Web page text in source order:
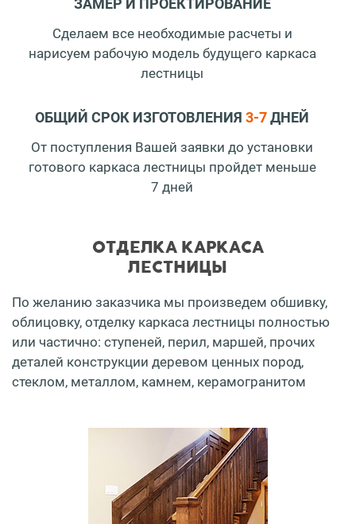
ЗАМЕР И ПРОЕКТИРОВАНИЕ
Сделаем все необходимые расчеты и
нарисуем рабочую модель будущего каркаса
лестницы
ОБЩИЙ СРОК ИЗГОТОВЛЕНИЯ 3-7ДНЕЙ
От поступления Вашей заявки до установки
готового каркаса лестницы пройдет меньше
7 дней
ОТДЕЛКА КАРКАСА
ЛЕСТНИЦЫ
По желанию заказчика мы произведем обшивку,
облицовку, отделку каркаса лестницы полностью
или частично: ступеней, перил, маршей, прочих
деталей конструкции деревом ценных пород,
стеклом, металлом, камнем, керамогранитом